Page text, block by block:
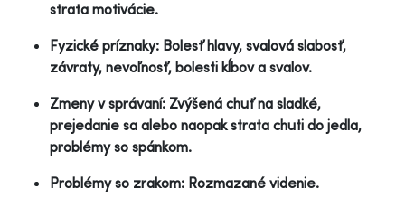
strata motivácie.
Fyzické príznaky: Bolesť hlavy, svalová slabosť,
závraty, nevoľnosť, bolesti kĺbov a svalov.
Zmeny v správaní: Zvýšená chuť na sladké,
prejedanie sa alebo naopak strata chuti do jedla,
problémy so spánkom.
Problémy so zrakom: Rozmazané videnie.